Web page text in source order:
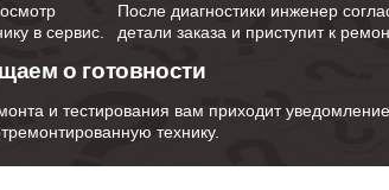
в сервис.
После диагностики инженер
детали заказа и приступит к
о готовности
и тестирования вам приходит
технику.